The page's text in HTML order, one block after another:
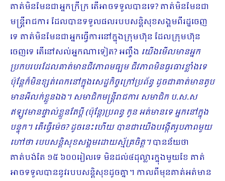
គាត់មិនមែនជាអ្នកក្រីក្រ តើអាចទទួលបានទេ? គាត់មិនមែនជា
មន្ត្រីរាជការ ដែលបានទទួលផលរបបសន្តិសុខសង្គមពីរដ្ឋចេញ
ទេ គាត់មិនមែនជាអ្នកធ្វើការនៅក្នុងក្រុមហ៊ុន ដែលក្រុមហ៊ុន
ចេញទេ តើនៅសល់អ្នកណាទៀត? អញ្ចឹង យើងមើលមានអ្នក
ប្រកបរបរដែលគាត់មានជីវភាពមធ្បម ជីវភាពមិនធូរធារខ្លាំងទេ
ប៉ុន្តែក៏មិនខ្សត់ពេកនៅក្នុងសេដ្ឋកិច្ចក្រៅប្រព័ន្ធ ដូចជាគាត់មានតូប
មានអីលក់ខ្លួនឯង។ សមាជិកមន្ត្រីរាជការ សមាជិក ប.ស.ស
ឥឡូវមានផ្ទាល់ខ្លួនតែប្ដី (ប៉ុន្តែ)ប្រពន្ធ កូន អត់មានទេ អ្នកនៅក្នុង
បន្ទុក។ តើធ្វើម៉េច? ដូចនេះហើយ បានជាយើងបង្កើតរូបភាពមួយ
ហៅថា របប​សន្តិសុខសង្គមដោយស្ម័គ្រចិត្ត។បានន័យថា
គាត់បង់តែ ១៥ ៦០០រៀលទេ មិនដល់៤ដុល្លារក្នុងមួយខែ ​គាត់
អាចទទួលបាននូវរបបសន្តិសុខដូចគ្នា។ កាលពីមុនគាត់អត់មាន